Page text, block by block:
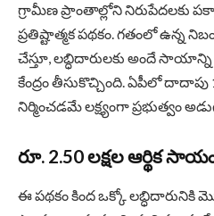
గ్రామీణ ప్రాంతాల్లోని నిరుపేదలకు
ప్రతిష్టాత్మక పథకం. గతంలో ఉన్న
చేస్తూ, లబ్ధిదారులకు అందే సాయాన్ని
కేంద్రం తీసుకొచ్చింది. ఏపీలో దాదాపు
నిర్మించడమే లక్ష్యంగా ప్రభుత్వం
రూ. 2.50 లక్షల ఆర్థిక
ఈ పథకం కింద ఒక్కో లబ్ధిదారునికి